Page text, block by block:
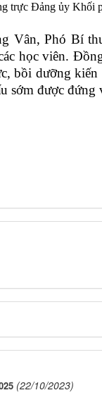
trực Đảng ủy Khối
Vân, Phó Bí
học viên.
bồi dưỡng
sớm được đứng
(22/10/2023)